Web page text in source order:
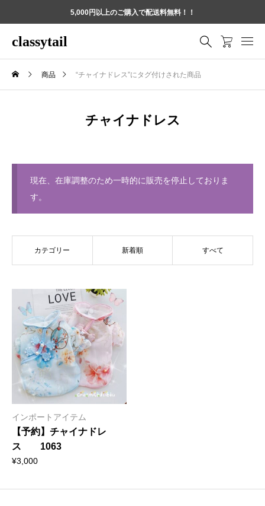
5,000円以上のご購入で配送料無料！！
classytail
商品 “チャイナドレス”にタグ付けされた商品
チャイナドレス
現在、在庫調整のため一時的に販売を停止しておりま
す。
カテゴリー 新着順 すべて
インポートアイテム
【予約】チャイナドレ
ス 1063
¥3,000